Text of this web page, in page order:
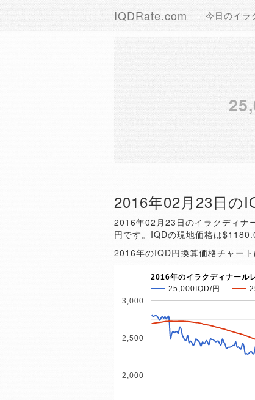
IQDRate.com 今日のイラ
2016年02月23日の
2016年02月23日のイラクディナ
円です。IQDの現地価格は
2016年のIQD円換算価格チャート
2016年のイラクディナール
25,000IQD/円
2,000
2,500
3,000